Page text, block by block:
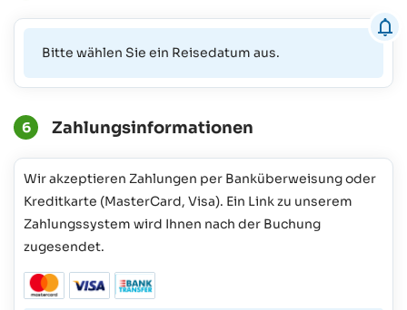
Bitte wählen Sie ein Reisedatum aus.
6 Zahlungsinformationen
Wir akzeptieren Zahlungen per Banküberweisung oder
Kreditkarte (MasterCard, Visa). Ein Link zu unserem
Zahlungssystem wird Ihnen nach der Buchung
zugesendet.